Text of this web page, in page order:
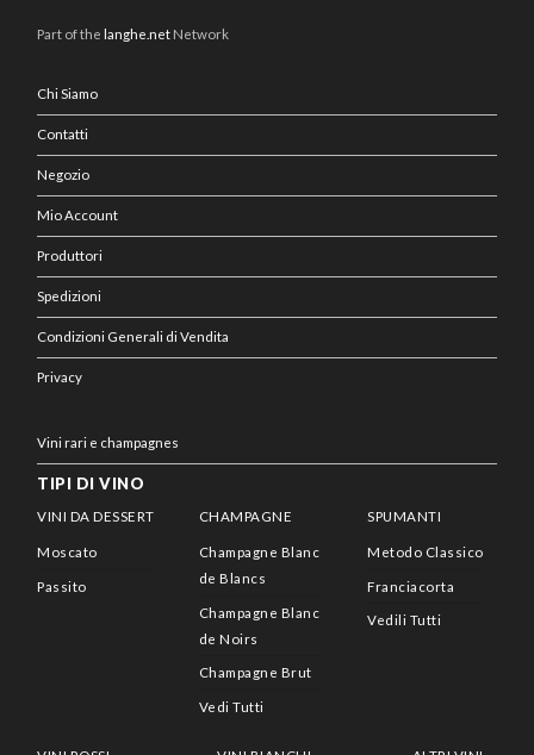
Part of the langhe.net Network
Chi Siamo
Contatti
Negozio
Mio Account
Produttori
Spedizioni
Condizioni Generali di Vendita
Privacy
Vini rari e champagnes
TIPI DI VINO
VINI DA DESSERT
Moscato
Passito
CHAMPAGNE
Champagne Blanc
de Blancs
Champagne Blanc
de Noirs
Champagne Brut
Vedi Tutti
SPUMANTI
Metodo Classico
Franciacorta
Vedili Tutti